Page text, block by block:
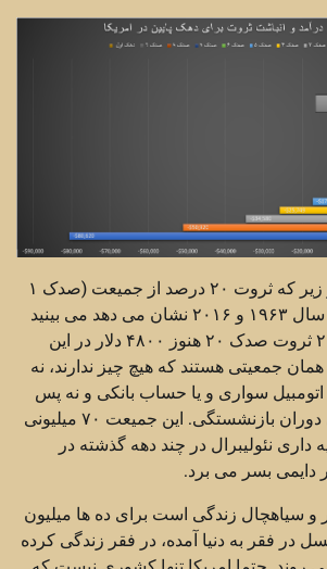
با نگاهی به دو نمودار زیر که ثروت ۲۰ درصد از جمیعت (صدک ۱
تا صدک ۲۰) را در دو سال ۱۹۶۳ و ۲۰۱۶ نشان می دهد می بینید
که حتی در سال ۲۰۱۶ ثروت صدک ۲۰ هنوز ۴۸۰۰ دلار در این
جمعیتی هستند که هیچ چیز ندارند، نه
اتومبیل سواری و یا حساب بانکی و نه پس
انداز و توشه ای برای دوران بازنشستگی. این جمیعت ۷۰ میلیونی
نئولیبرال در چند دهه گذشته در
دایمی بسر می برد.
و سیاهچال زندگی است برای ده ها میلیون
در فقر به دنیا آمده، در فقر زندگی کرده